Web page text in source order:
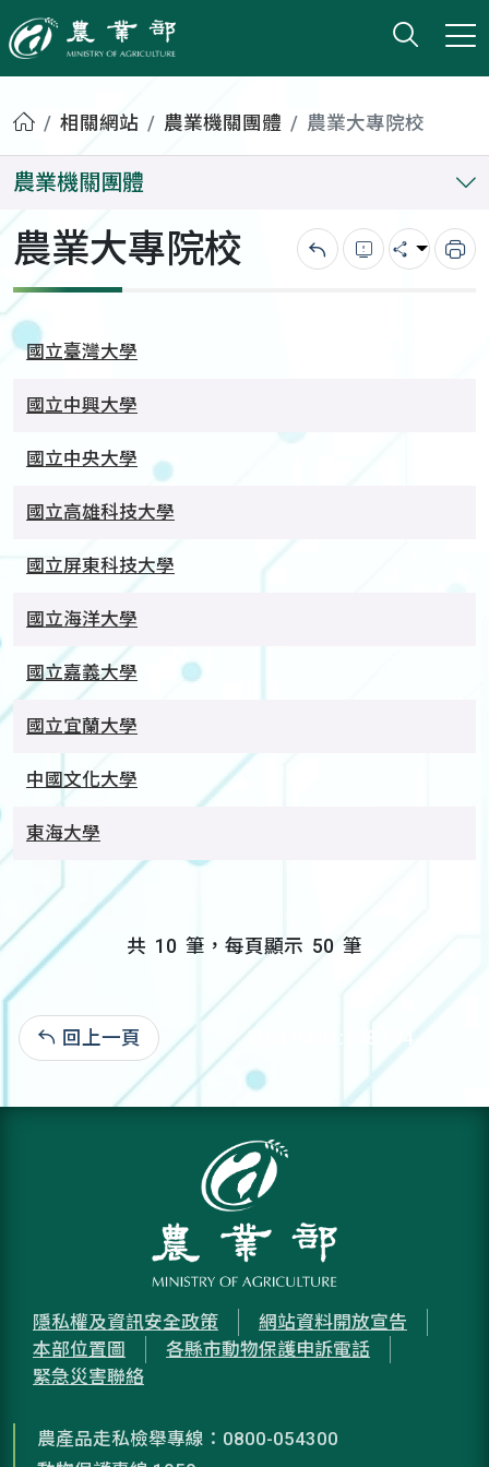
農業部
打開
小版
首頁相關網站 農業機關團體 農業大專院校
農業機關團體
農業大專院校 回上一頁錯誤回報
分享 列
國立臺灣大學
國立中興大學
國立中央大學
國立高雄科技大學
國立屏東科技大學
國立海洋大學
國立嘉義大學
國立宜蘭大學
中國文化大學
東海大學
共 10 筆，每頁顯示 50 筆
回上一頁 自94.03.01:108,194
隱私權及資訊安全政策
網站資料開放宣告
本部位置圖
各縣市動物保護申訴電話
緊急災害聯絡
農產品走私檢舉專線：0800-054300